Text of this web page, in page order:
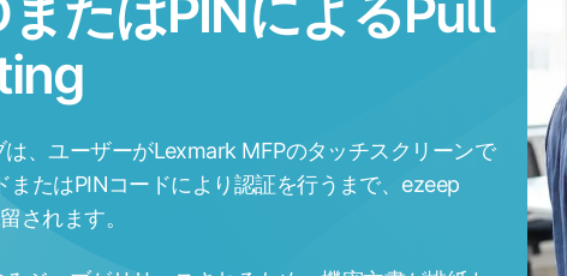
は、ユーザーがLexmark MFPのタッチスクリーンで
またはPINコードにより認証を行うまで、ezeep
されます。